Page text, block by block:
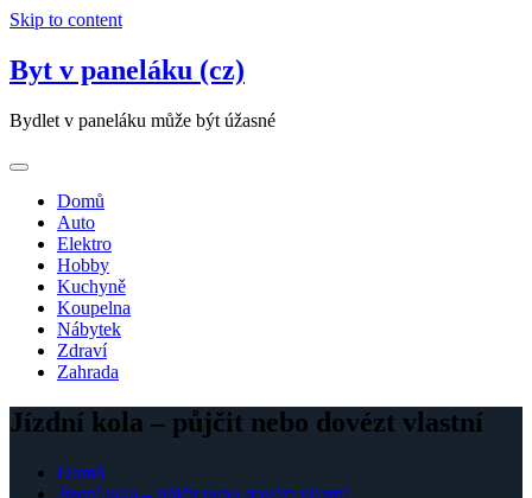
Skip to content
Byt v paneláku (cz)
Bydlet v paneláku může být úžasné
Domů
Auto
Elektro
Hobby
Kuchyně
Koupelna
Nábytek
Zdraví
Zahrada
Jízdní kola – půjčit nebo dovézt vlastní
Domů
Jízdní kola – půjčit nebo dovézt vlastní